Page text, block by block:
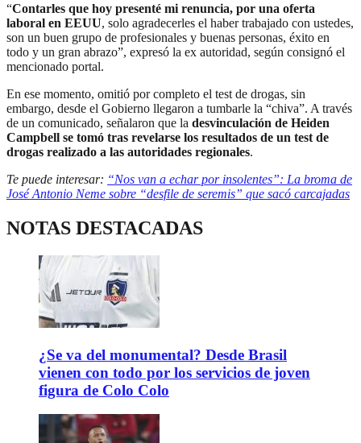
“Contarles que hoy presenté mi renuncia, por una oferta
laboral en EEUU, solo agradecerles el haber trabajado con ustedes,
son un buen grupo de profesionales y buenas personas, éxito en
todo y un gran abrazo”, expresó la ex autoridad, según consignó el
mencionado portal.
En ese momento, omitió por completo el test de drogas, sin
embargo, desde el Gobierno llegaron a tumbarle la “chiva”. A través
de un comunicado, señalaron que la desvinculación de Heiden
Campbell se tomó tras revelarse los resultados de un test de
drogas realizado a las autoridades regionales.
Te puede interesar: “Nos van a echar por insolentes”: La broma de
José Antonio Neme sobre “desfile de seremis” que sacó carcajadas
NOTAS DESTACADAS
¿Se va del monumental? Desde Brasil
vienen con todo por los servicios de joven
figura de Colo Colo